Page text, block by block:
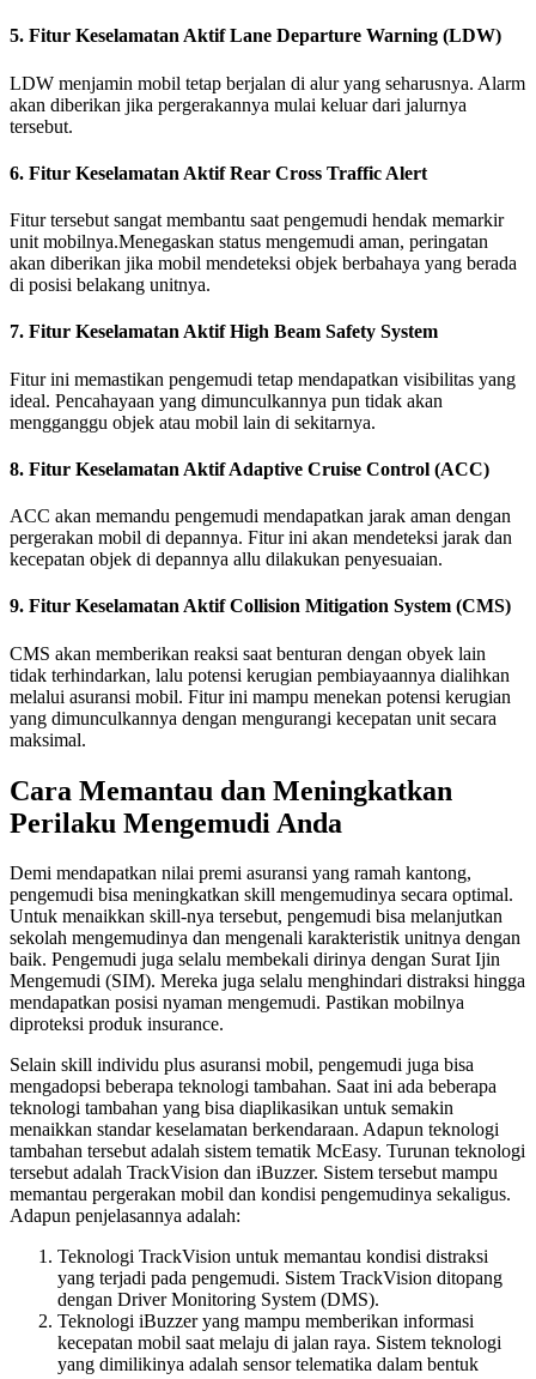
5. Fitur Keselamatan Aktif Lane Departure Warning (LDW)
LDW menjamin mobil tetap berjalan di alur yang seharusnya. Alarm
akan diberikan jika pergerakannya mulai keluar dari jalurnya
tersebut.
6. Fitur Keselamatan Aktif Rear Cross Traffic Alert
Fitur tersebut sangat membantu saat pengemudi hendak memarkir
unit mobilnya.Menegaskan status mengemudi aman, peringatan
akan diberikan jika mobil mendeteksi objek berbahaya yang berada
di posisi belakang unitnya.
7. Fitur Keselamatan Aktif High Beam Safety System
Fitur ini memastikan pengemudi tetap mendapatkan visibilitas yang
ideal. Pencahayaan yang dimunculkannya pun tidak akan
mengganggu objek atau mobil lain di sekitarnya.
8. Fitur Keselamatan Aktif Adaptive Cruise Control (ACC)
ACC akan memandu pengemudi mendapatkan jarak aman dengan
pergerakan mobil di depannya. Fitur ini akan mendeteksi jarak dan
kecepatan objek di depannya allu dilakukan penyesuaian.
9. Fitur Keselamatan Aktif Collision Mitigation System (CMS)
CMS akan memberikan reaksi saat benturan dengan obyek lain
tidak terhindarkan, lalu potensi kerugian pembiayaannya dialihkan
melalui asuransi mobil. Fitur ini mampu menekan potensi kerugian
yang dimunculkannya dengan mengurangi kecepatan unit secara
maksimal.
Cara Memantau dan Meningkatkan
Perilaku Mengemudi Anda
Demi mendapatkan nilai premi asuransi yang ramah kantong,
pengemudi bisa meningkatkan skill mengemudinya secara optimal.
Untuk menaikkan skill-nya tersebut, pengemudi bisa melanjutkan
sekolah mengemudinya dan mengenali karakteristik unitnya dengan
baik. Pengemudi juga selalu membekali dirinya dengan Surat Ijin
Mengemudi (SIM). Mereka juga selalu menghindari distraksi hingga
mendapatkan posisi nyaman mengemudi. Pastikan mobilnya
diproteksi produk insurance.
Selain skill individu plus asuransi mobil, pengemudi juga bisa
mengadopsi beberapa teknologi tambahan. Saat ini ada beberapa
teknologi tambahan yang bisa diaplikasikan untuk semakin
menaikkan standar keselamatan berkendaraan. Adapun teknologi
tambahan tersebut adalah sistem tematik McEasy. Turunan teknologi
tersebut adalah TrackVision dan iBuzzer. Sistem tersebut mampu
memantau pergerakan mobil dan kondisi pengemudinya sekaligus.
Adapun penjelasannya adalah:
Teknologi TrackVision untuk memantau kondisi distraksi
yang terjadi pada pengemudi. Sistem TrackVision ditopang
dengan Driver Monitoring System (DMS).
Teknologi iBuzzer yang mampu memberikan informasi
kecepatan mobil saat melaju di jalan raya. Sistem teknologi
yang dimilikinya adalah sensor telematika dalam bentuk